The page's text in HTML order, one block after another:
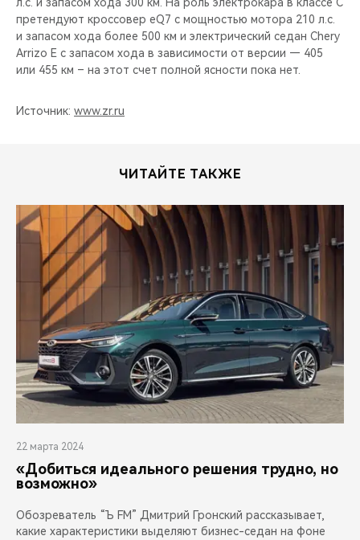
претендуют кроссовер eQ7 с мощностью мотора 210 л.с.
и запасом хода более 500 км и электрический седан Chery
Arrizo E с запасом хода в зависимости от версии — 405
или 455 км – на этот счет полной ясности пока нет.
Источник: www.zr.ru
ЧИТАЙТЕ ТАКЖЕ
22 марта 2024
«Добиться идеального решения трудно, но
возможно»
Обозреватель “Ъ FM” Дмитрий Гронский рассказывает,
какие характеристики выделяют бизнес-седан на фоне